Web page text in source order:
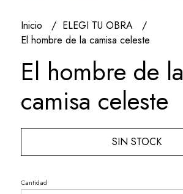
Inicio
ELEGI TU OBRA
El hombre de la camisa celeste
El hombre de la
camisa celeste
SIN STOCK
Cantidad